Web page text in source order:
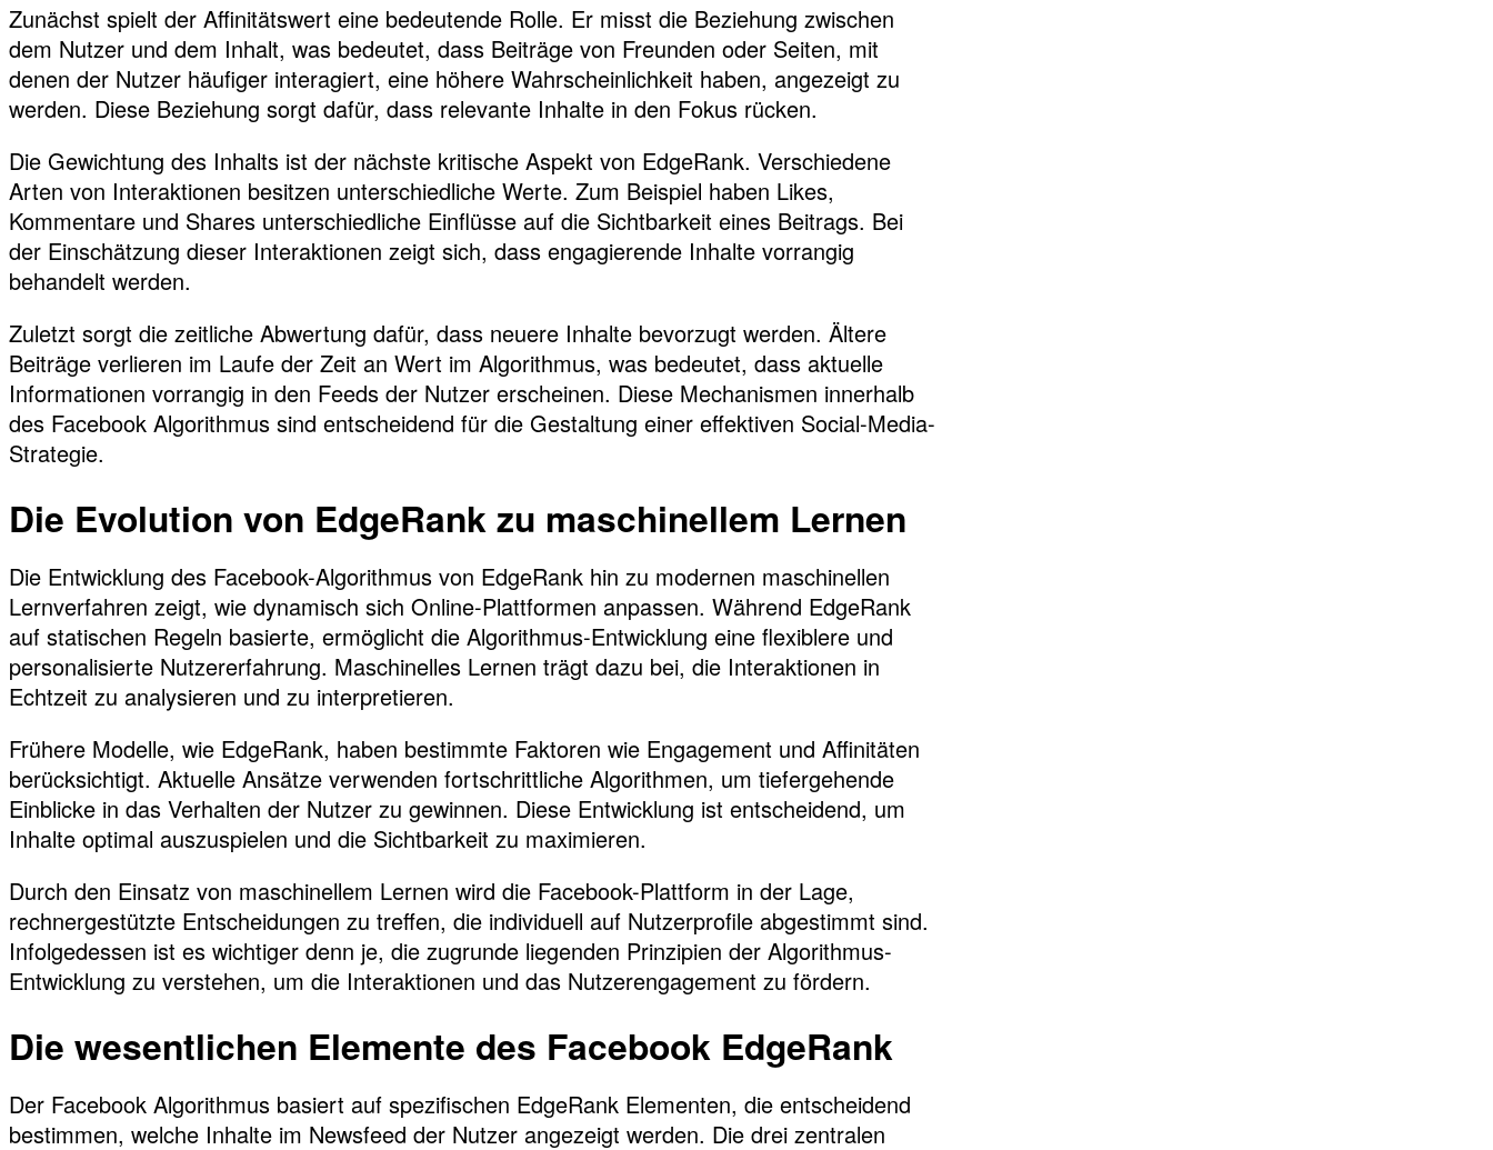
Zunächst spielt der Affinitätswert eine bedeutende Rolle. Er misst die Beziehung zwischen
dem Nutzer und dem Inhalt, was bedeutet, dass Beiträge von Freunden oder Seiten, mit
denen der Nutzer häufiger interagiert, eine höhere Wahrscheinlichkeit haben, angezeigt zu
werden. Diese Beziehung sorgt dafür, dass relevante Inhalte in den Fokus rücken.
Die Gewichtung des Inhalts ist der nächste kritische Aspekt von EdgeRank. Verschiedene
Arten von Interaktionen besitzen unterschiedliche Werte. Zum Beispiel haben Likes,
Kommentare und Shares unterschiedliche Einflüsse auf die Sichtbarkeit eines Beitrags. Bei
der Einschätzung dieser Interaktionen zeigt sich, dass engagierende Inhalte vorrangig
behandelt werden.
Zuletzt sorgt die zeitliche Abwertung dafür, dass neuere Inhalte bevorzugt werden. Ältere
Beiträge verlieren im Laufe der Zeit an Wert im Algorithmus, was bedeutet, dass aktuelle
Informationen vorrangig in den Feeds der Nutzer erscheinen. Diese Mechanismen innerhalb
des Facebook Algorithmus sind entscheidend für die Gestaltung einer effektiven Social-Media-
Strategie.
Die Evolution von EdgeRank zu maschinellem Lernen
Die Entwicklung des Facebook-Algorithmus von EdgeRank hin zu modernen maschinellen
Lernverfahren zeigt, wie dynamisch sich Online-Plattformen anpassen. Während EdgeRank
auf statischen Regeln basierte, ermöglicht die Algorithmus-Entwicklung eine flexiblere und
personalisierte Nutzererfahrung. Maschinelles Lernen trägt dazu bei, die Interaktionen in
Echtzeit zu analysieren und zu interpretieren.
Frühere Modelle, wie EdgeRank, haben bestimmte Faktoren wie Engagement und Affinitäten
berücksichtigt. Aktuelle Ansätze verwenden fortschrittliche Algorithmen, um tiefergehende
Einblicke in das Verhalten der Nutzer zu gewinnen. Diese Entwicklung ist entscheidend, um
Inhalte optimal auszuspielen und die Sichtbarkeit zu maximieren.
Durch den Einsatz von maschinellem Lernen wird die Facebook-Plattform in der Lage,
rechnergestützte Entscheidungen zu treffen, die individuell auf Nutzerprofile abgestimmt sind.
Infolgedessen ist es wichtiger denn je, die zugrunde liegenden Prinzipien der Algorithmus-
Entwicklung zu verstehen, um die Interaktionen und das Nutzerengagement zu fördern.
Die wesentlichen Elemente des Facebook EdgeRank
Der Facebook Algorithmus basiert auf spezifischen EdgeRank Elementen, die entscheidend
bestimmen, welche Inhalte im Newsfeed der Nutzer angezeigt werden. Die drei zentralen